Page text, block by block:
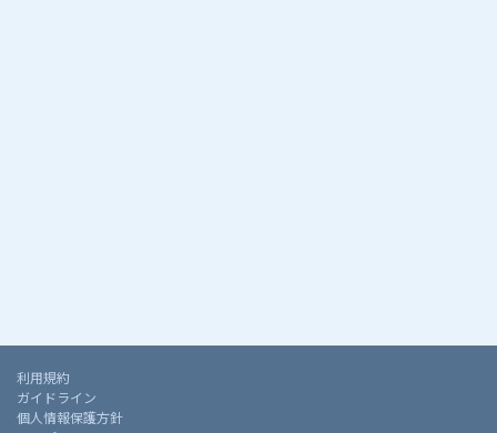
利用規約
ガイドライン
個人情報保護方針